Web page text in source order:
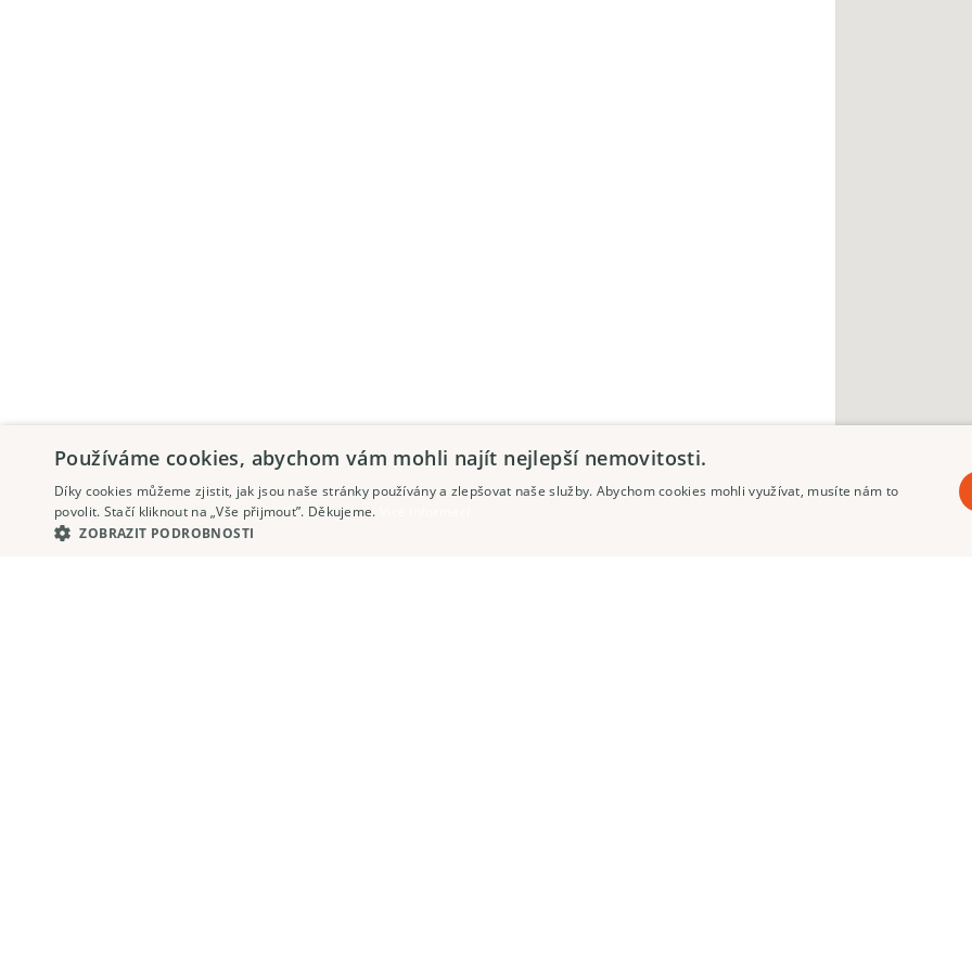
Používáme cookies, abychom vám mohli najít nejlepší nemovitosti.
Díky cookies můžeme zjistit, jak jsou naše stránky používány a zlepšovat naše služby. Abychom cookies mohli využívat, musíte nám to
povolit. Stačí kliknout na „Vše přijmout”. Děkujeme.
ZOBRAZIT PODROBNOSTI